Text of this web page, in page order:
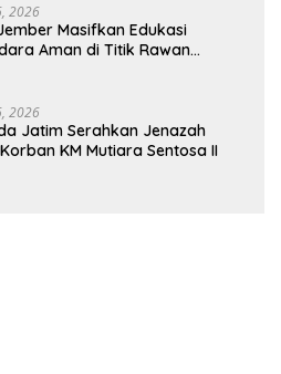
2026
Masifkan Edukasi
Aman di Titik Rawan
2026
Jatim Serahkan Jenazah
KM Mutiara Sentosa II